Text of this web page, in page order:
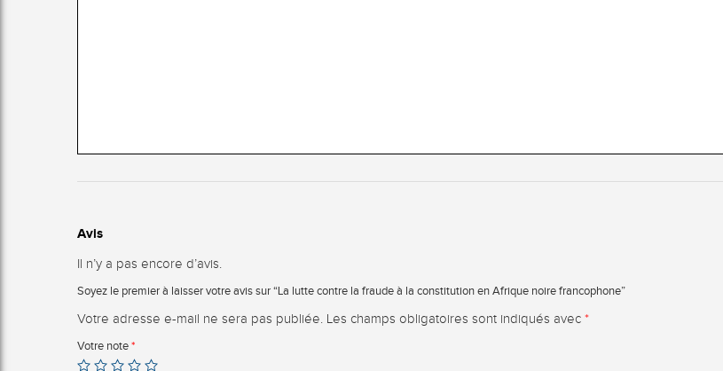
Avis
Il n’y a pas encore d’avis.
Soyez le premier à laisser votre avis sur “La lutte contre la fraude à la constitution en Afrique noire francophone”
Votre adresse e-mail ne sera pas publiée. Les champs obligatoires sont indiqués avec *
Votre note *